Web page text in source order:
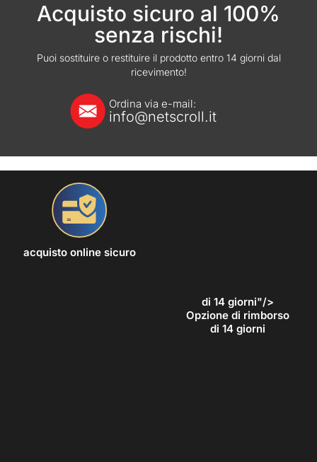
Acquisto sicuro al 100%
senza rischi!
Puoi sostituire o restituire il prodotto entro 14 giorni dal
ricevimento!
Ordina via e-mail:
info@netscroll.it
acquisto online sicuro
di 14 giorni"/>
Opzione di rimborso
di 14 giorni